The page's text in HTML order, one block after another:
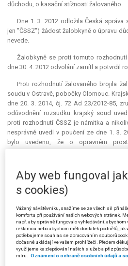
důchodu, o kasační stížnosti žalovaného.
Dne 1. 3. 2012 odložila Česká správa
jen "ČSSZ") žádost žalobkyně o úpravu
nevede.
Žalobkyně se proti tomuto
dne 30. 4. 2012 odvolání zamítl a potvrdil
Proti rozhodnutí žalovaného brojila
soudu v Ostravě, pobočky Olomouc.
dne 20. 3. 2014, čj. 72 Ad 23/2012-85,
odůvodnění rozsudku krajský soud
proti rozhodnutí ČSSZ je námitka a
nesprávně uvedl v poučení ze dne 1. 3.
bylo uvedeno, že o opravném
nebyl věcně a funkčně příslušný
je nadřízeným orgánem ČSSZ, napadené
souladu s § 77 odst. 1 správního řádu.
námitce rozhodnout, neboť zákon o
zabezpečení jinou možnost
vyrovnávacího příspěvku citovaný
prostředkem proti rozhodnutí ČSSZ je
obecná a opravným prostředkem je
jako odvolacího orgánu je dána pouze v
Aby web fungoval
s cookies)
Vážený návštěvníku, snažíme se ze všech sil
komfortu při používání našich webových stránek.
např. aby správně fungovalo vyhledávání, abychom
reklamou nebo abychom měli dostatek podnětů, jak
potřebujeme souhlas se zpracováním souborů
dočasně ukládají ve vašem prohlížeči. Předem
využijeme ke zlepšování našich služeb a
míru. Oznámení o ochraně osobních údajů a